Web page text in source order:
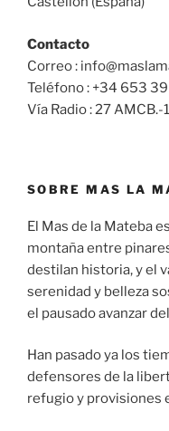
Contacto
Correo :
Teléfono : +34 653 39
Vía Radio : 27 AMCB.-
SOBRE MAS LA
El Mas de la Mateba
montaña entre
destilan historia, y el
serenidad y belleza
el pausado avanzar
Han pasado ya los
defensores de la
refugio y provisiones